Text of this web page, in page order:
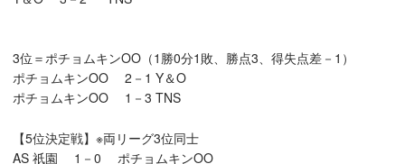
3位＝ポチョムキンOO（1勝0分1敗、勝点3、得失点差－1）
ポチョムキンOO 2－1 Y＆O
ポチョムキンOO 1－3 TNS
【5位決定戦】※両リーグ3位同士
AS 祇園 1－0 ポチョムキンOO